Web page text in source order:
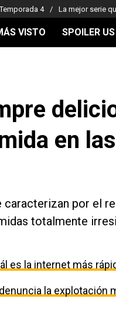
4 La mejor serie
VISTO SPOILER US
en
caracterizan por el
totalmente
es la internet más
la explotación